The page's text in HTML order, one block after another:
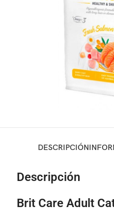
DESCRIPCIÓN
Descripción
Brit Care Adult